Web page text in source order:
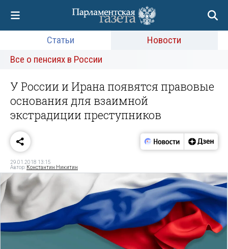
Статьи
Новости
Все о пенсиях в России
У России и Ирана появятся правовые
основания для взаимной
экстрадиции преступников
29.01.2018 13:15
Автор: Константин Никитин